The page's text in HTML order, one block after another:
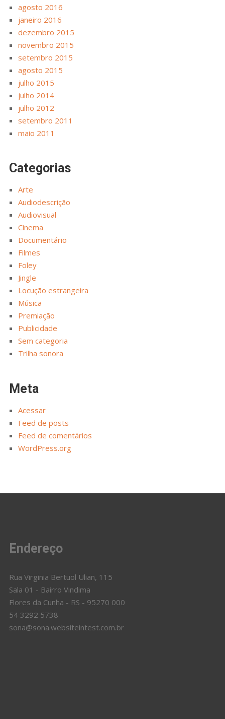
agosto 2016
janeiro 2016
dezembro 2015
novembro 2015
setembro 2015
agosto 2015
julho 2015
julho 2014
julho 2012
setembro 2011
maio 2011
Categorias
Arte
Audiodescrição
Audiovisual
Cinema
Documentário
Filmes
Foley
Jingle
Locução estrangeira
Música
Premiação
Publicidade
Sem categoria
Trilha sonora
Meta
Acessar
Feed de posts
Feed de comentários
WordPress.org
Endereço
Rua Virginia Bertuol Ulian, 115
Sala 01 - Bairro Vindima
Flores da Cunha - RS - 95270 000
54 3292 5738
sona@sona.websiteintest.com.br